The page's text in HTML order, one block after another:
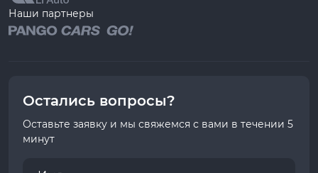
Наши партнеры
Остались вопросы?
Оставьте заявку и мы свяжемся с вами в течении 5
минут